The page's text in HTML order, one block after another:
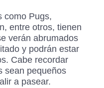
como Pugs,
entre otros, tienen
verán abrumados
y podrán estar
Cabe recordar
sean pequeños
a pasear.